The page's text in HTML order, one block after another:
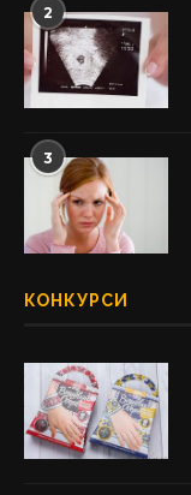
2
3
КОНКУРСИ